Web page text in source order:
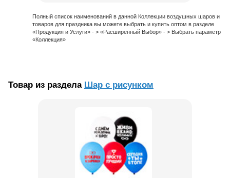
Полный список наименований в данной Коллекции воздушных шаров и
товаров для праздника вы можете выбрать и купить оптом в разделе
«Продукция и Услуги» - > «Расширенный Выбор» - > Выбрать параметр
«Коллекция»
Товар из раздела Шар с рисунком